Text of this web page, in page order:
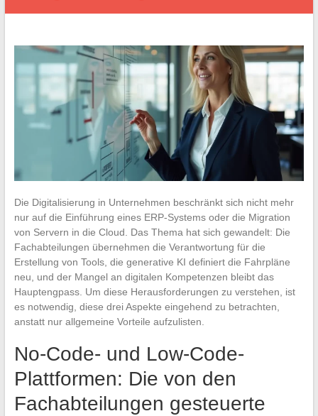
Die Digitalisierung in Unternehmen beschränkt sich nicht mehr
nur auf die Einführung eines ERP-Systems oder die Migration
von Servern in die Cloud. Das Thema hat sich gewandelt: Die
Fachabteilungen übernehmen die Verantwortung für die
Erstellung von Tools, die generative KI definiert die Fahrpläne
neu, und der Mangel an digitalen Kompetenzen bleibt das
Hauptengpass. Um diese Herausforderungen zu verstehen, ist
es notwendig, diese drei Aspekte eingehend zu betrachten,
anstatt nur allgemeine Vorteile aufzulisten.
No-Code- und Low-Code-
Plattformen: Die von den
Fachabteilungen gesteuerte